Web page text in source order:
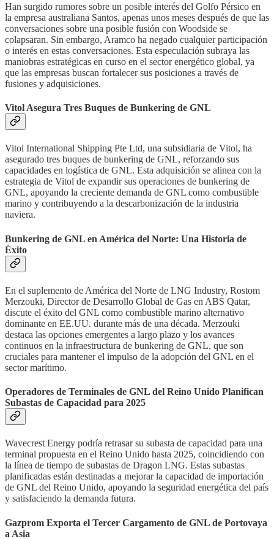
Han surgido rumores sobre un posible interés del Golfo Pérsico en
la empresa australiana Santos, apenas unos meses después de que las
conversaciones sobre una posible fusión con Woodside se
colapsaran. Sin embargo, Aramco ha negado cualquier participación
o interés en estas conversaciones. Esta especulación subraya las
maniobras estratégicas en curso en el sector energético global, ya
que las empresas buscan fortalecer sus posiciones a través de
fusiones y adquisiciones.
Vitol Asegura Tres Buques de Bunkering de GNL
Vitol International Shipping Pte Ltd, una subsidiaria de Vitol, ha
asegurado tres buques de bunkering de GNL, reforzando sus
capacidades en logística de GNL. Esta adquisición se alinea con la
estrategia de Vitol de expandir sus operaciones de bunkering de
GNL, apoyando la creciente demanda de GNL como combustible
marino y contribuyendo a la descarbonización de la industria
naviera.
Bunkering de GNL en América del Norte: Una Historia de
Éxito
En el suplemento de América del Norte de LNG Industry, Rostom
Merzouki, Director de Desarrollo Global de Gas en ABS Qatar,
discute el éxito del GNL como combustible marino alternativo
dominante en EE.UU. durante más de una década. Merzouki
destaca las opciones emergentes a largo plazo y los avances
continuos en la infraestructura de bunkering de GNL, que son
cruciales para mantener el impulso de la adopción del GNL en el
sector marítimo.
Operadores de Terminales de GNL del Reino Unido Planifican
Subastas de Capacidad para 2025
Wavecrest Energy podría retrasar su subasta de capacidad para una
terminal propuesta en el Reino Unido hasta 2025, coincidiendo con
la línea de tiempo de subastas de Dragon LNG. Estas subastas
planificadas están destinadas a mejorar la capacidad de importación
de GNL del Reino Unido, apoyando la seguridad energética del país
y satisfaciendo la demanda futura.
Gazprom Exporta el Tercer Cargamento de GNL de Portovaya
a Asia